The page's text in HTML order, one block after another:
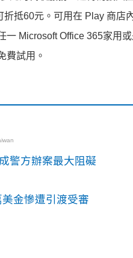
抵60元。可用在 Play 商店
一 Microsoft Office 365家用
費試用。
警方辦案最大阻礙
金慘遭引渡受審